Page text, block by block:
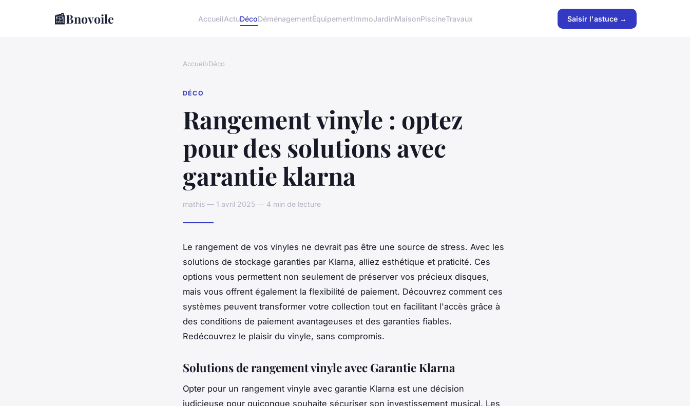
📰Bnovoile AccueilActuDécoDéménagementÉquipementImmoJardinMaisonPiscineTravaux Saisir l'astuce →
Accueil›Déco
DÉCO
Rangement vinyle : optez
pour des solutions avec
garantie klarna
mathis — 1 avril 2025 — 4 min de lecture
Le rangement de vos vinyles ne devrait pas être une source de stress. Avec les
solutions de stockage garanties par Klarna, alliez esthétique et praticité. Ces
options vous permettent non seulement de préserver vos précieux disques,
mais vous offrent également la flexibilité de paiement. Découvrez comment ces
systèmes peuvent transformer votre collection tout en facilitant l'accès grâce à
des conditions de paiement avantageuses et des garanties fiables.
Redécouvrez le plaisir du vinyle, sans compromis.
Solutions de rangement vinyle avec Garantie Klarna
Opter pour un rangement vinyle avec garantie Klarna est une décision
judicieuse pour quiconque souhaite sécuriser son investissement musical. Les